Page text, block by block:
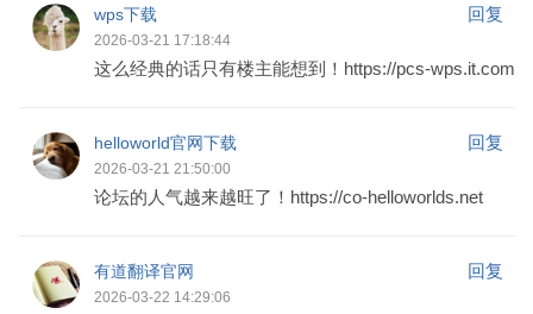
wps下载 回复
2026-03-21 17:18:44
这么经典的话只有楼主能想到！https://pcs-wps.it.com
helloworld官网下载 回复
2026-03-21 21:50:00
论坛的人气越来越旺了！https://co-helloworlds.net
有道翻译官网 回复
2026-03-22 14:29:06